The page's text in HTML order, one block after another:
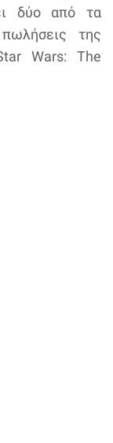
δύο από τα
της
Wars: The